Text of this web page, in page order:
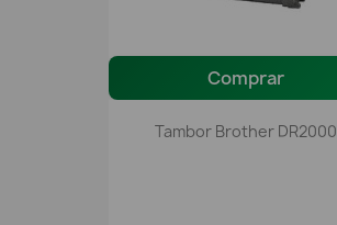
Comprar
Tambor Brother DR2000